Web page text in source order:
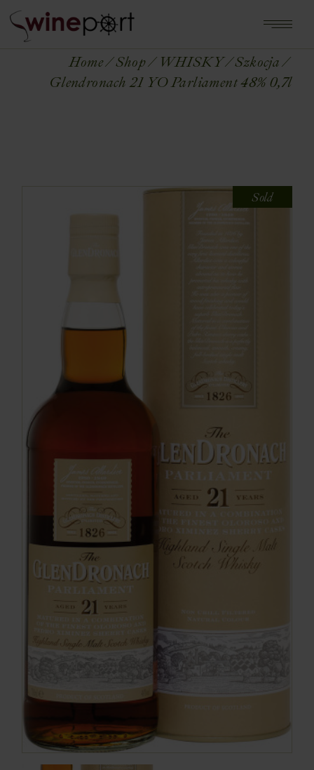
Home Shop WHISKY
Szkocja
Glendronach 21 YO Parliament 48% 0,7l
Sold